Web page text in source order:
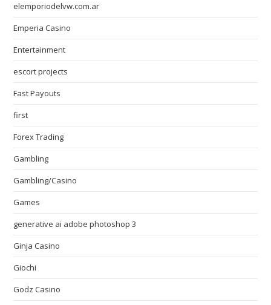
elemporiodelvw.com.ar
Emperia Casino
Entertainment
escort projects
Fast Payouts
first
Forex Trading
Gambling
Gambling/Casino
Games
generative ai adobe photoshop 3
Ginja Casino
Giochi
Godz Casino